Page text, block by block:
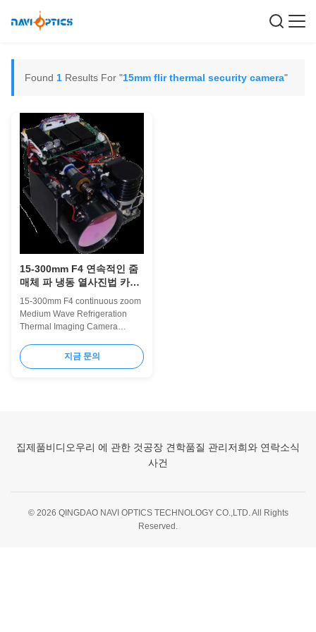
Found 1 Results For "15mm flir thermal security camera"
15-300mm F4 연속적인 줌
매체 파 냉동 열사진법 카메
라 시스템
15-300mm F4 continuous zoom
Medium Wave Refrigeration
Thermal Imaging Camera
Imaging System Specification is
an advanced MWIR cooled
지금 문의
집제품비디오우리 에 관한 것공장 견학품질 관리저희와 연락소식
사건
© 2026 QINGDAO NAVI OPTICS TECHNOLOGY CO.,LTD. All Rights
Reserved.